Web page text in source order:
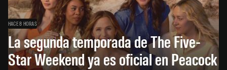
HACE 8 HORAS
La segunda temporada de The Five-
Star Weekend ya es oficial en Peacock